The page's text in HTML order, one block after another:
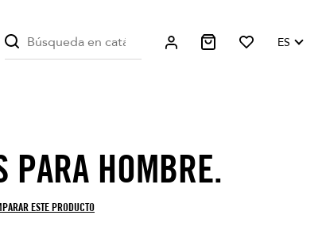
ES
PARA HOMBRE.
ESTE PRODUCTO